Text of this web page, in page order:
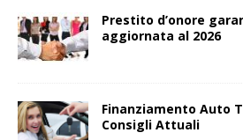
Prestito d’onore
aggiornata al 2026
Finanziamento Auto
Consigli Attuali